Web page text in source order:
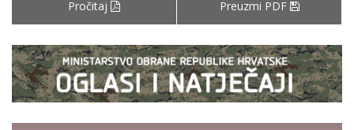
Pročitaj Preuzmi PDF